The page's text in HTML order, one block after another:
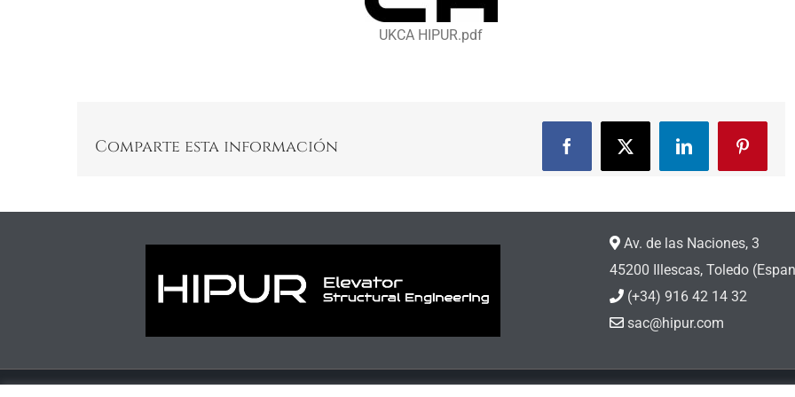
UKCA HIPUR.pdf
Comparte esta información FacebookX LinkedInPinterest
Av. de las Naciones, 3
45200 Illescas, Toledo
(+34) 916 42 14 32
sac@hipur.com